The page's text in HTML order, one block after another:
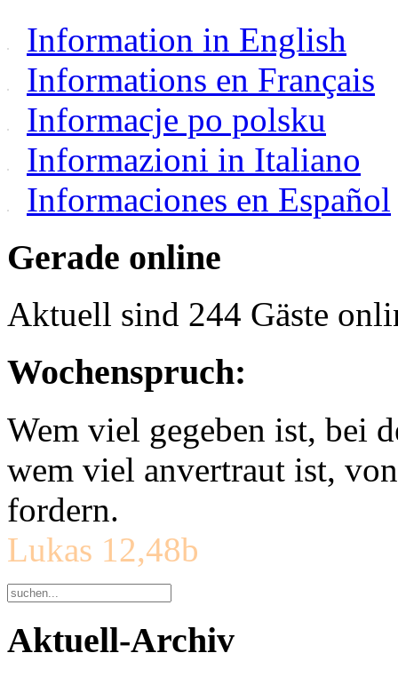
Information in English
Informations en Français
Informacje po polsku
Informazioni in Italiano
Informaciones en Español
Gerade online
Aktuell sind 244 Gäste
Wochenspruch:
Wem viel gegeben ist, bei
wem viel anvertraut ist,
fordern.
Lukas 12,48b
Aktuell-Archiv